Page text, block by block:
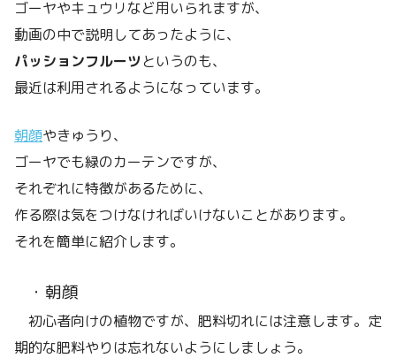
ゴーヤやキュウリなど用いられますが、
動画の中で説明してあったように、
パッションフルーツというのも、
最近は利用されるようになっています。
朝顔やきゅうり、
ゴーヤでも緑のカーテンですが、
それぞれに特徴があるために、
作る際は気をつけなければいけないことがあります。
それを簡単に紹介します。
・朝顔
初心者向けの植物ですが、肥料切れには注意します。定
期的な肥料やりは忘れないようにしましょう。